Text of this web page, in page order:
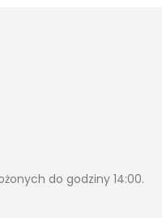
do godziny 14:00.